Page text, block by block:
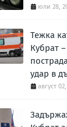
юли 28,
Тежка
Кубрат
удар в
август